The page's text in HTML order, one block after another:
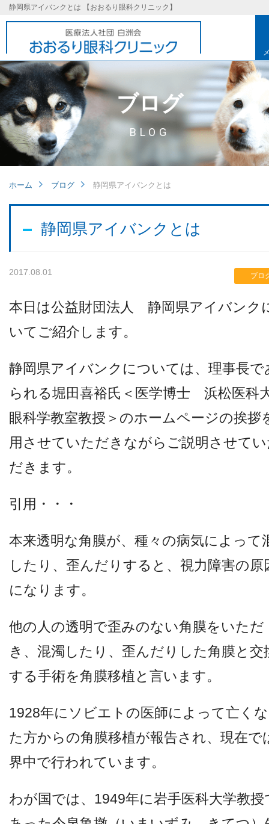
静岡県アイバンクとは 【おおるり眼科クリニック】
基本理念
取り組み
検査機器のご紹介
ご予約について
他病院との連携
小児眼科
視能訓練士メッセージ
ブログ
BLOG
ホーム ブログ 静岡県アイバンクとは
静岡県アイバンクとは
2017.08.01 ブロ
本日は公益財団法人 静岡県アイバンク
いてご紹介します。
静岡県アイバンクについては、理事長で
られる堀田喜裕氏＜医学博士 浜松医科
眼科学教室教授＞のホームページの挨拶
用させていただきながらご説明させて
だきます。
引用・・・
本来透明な角膜が、種々の病気によって
したり、歪んだりすると、視力障害の原
になります。
他の人の透明で歪みのない角膜をいただ
き、混濁したり、歪んだりした角膜と交
する手術を角膜移植と言います。
1928年にソビエトの医師によって亡く
た方からの角膜移植が報告され、現在で
界中で行われています。
わが国では、1949年に岩手医科大学教授